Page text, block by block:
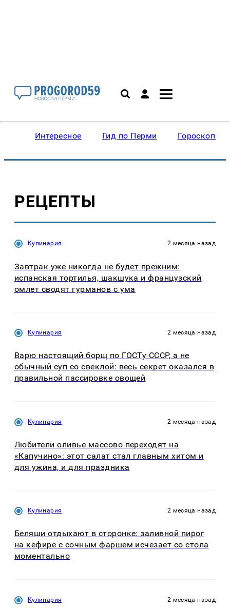
Интересное Гид по Перми Гороскопы
РЕЦЕПТЫ
Кулинария 2 месяца назад
Завтрак уже никогда не будет прежним:
испанская тортилья, шакшука и французский
омлет сводят гурманов с ума
Кулинария 2 месяца назад
Варю настоящий борщ по ГОСТу СССР, а не
обычный суп со свеклой: весь секрет оказался в
правильной пассировке овощей
Кулинария 2 месяца назад
Любители оливье массово переходят на
«Капучино»: этот салат стал главным хитом и
для ужина, и для праздника
Кулинария 2 месяца назад
Беляши отдыхают в сторонке: заливной пирог
на кефире с сочным фаршем исчезает со стола
моментально
Кулинария 2 месяца назад